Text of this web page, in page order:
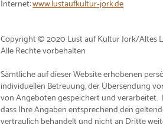
Internet:www.lustaufkultur-jork.de
Copyright © 2020 Lust auf Kultur Jork/Altes
Alle Rechte vorbehalten
Sämtliche auf dieser Website erhobenen
individuellen Betreuung, der Übersendung
von Angeboten gespeichert und verarbeitet.
dass Ihre Angaben entsprechend den
vertraulich behandelt und nicht an Dritte